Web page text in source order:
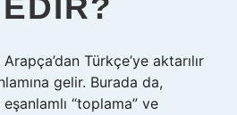
Türkçe’ye aktarılır
gelir. Burada da,
“toplama” ve